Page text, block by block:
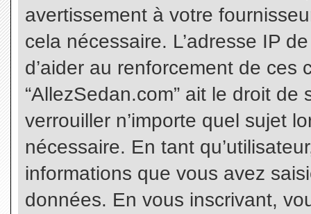
avertissement à votre
cela nécessaire. L’adresse IP
d’aider au renforcement de
“AllezSedan.com” ait le droit de
verrouiller n’importe quel sujet
nécessaire. En tant
informations que vous avez
données. En vous inscrivant,